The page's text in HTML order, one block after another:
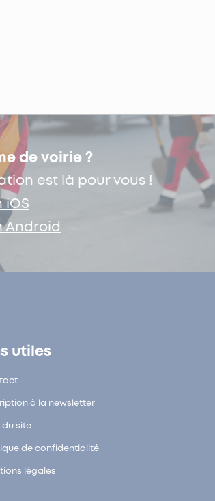
de voirie ?
est là pour vous !
iOS
Android
utiles
à la newsletter
du site
de confidentialité
légales